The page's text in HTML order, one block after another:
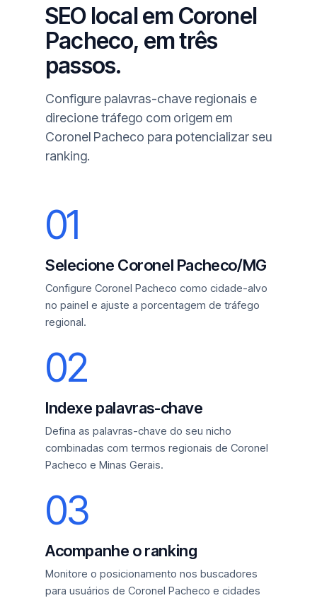
SEO local em Coronel
Pacheco, em três
passos.
Configure palavras-chave regionais e
direcione tráfego com origem em
Coronel Pacheco para potencializar seu
ranking.
01
Selecione Coronel Pacheco/MG
Configure Coronel Pacheco como cidade-alvo
no painel e ajuste a porcentagem de tráfego
regional.
02
Indexe palavras-chave
Defina as palavras-chave do seu nicho
combinadas com termos regionais de Coronel
Pacheco e Minas Gerais.
03
Acompanhe o ranking
Monitore o posicionamento nos buscadores
para usuários de Coronel Pacheco e cidades